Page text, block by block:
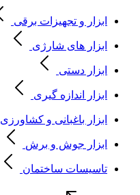
ابزار و تجهیزات برقی
ابزار های شارژی
ابزار دستی
ابزار اندازه گیری
ابزار باغبانی و کشاورزی
ابزار جوش و برش
تاسیسات ساختمان